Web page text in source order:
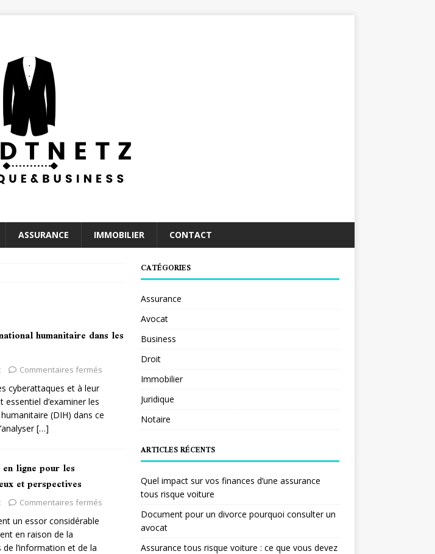
ASSURANCE IMMOBILIER CONTACT
humanitaire dans les
Commentaires fermés
cyberattaques et à leur
d’examiner les
(DIH) dans ce
[…]
ligne pour les
et perspectives
Commentaires fermés
un essor considérable
en raison de la
l’information et de la
CATÉGORIES
Assurance
Avocat
Business
Droit
Immobilier
Juridique
Notaire
ARTICLES RÉCENTS
Quel impact sur vos finances d’une assurance
tous risque voiture
Document pour un divorce pourquoi consulter un
avocat
Assurance tous risque voiture : ce que vous devez